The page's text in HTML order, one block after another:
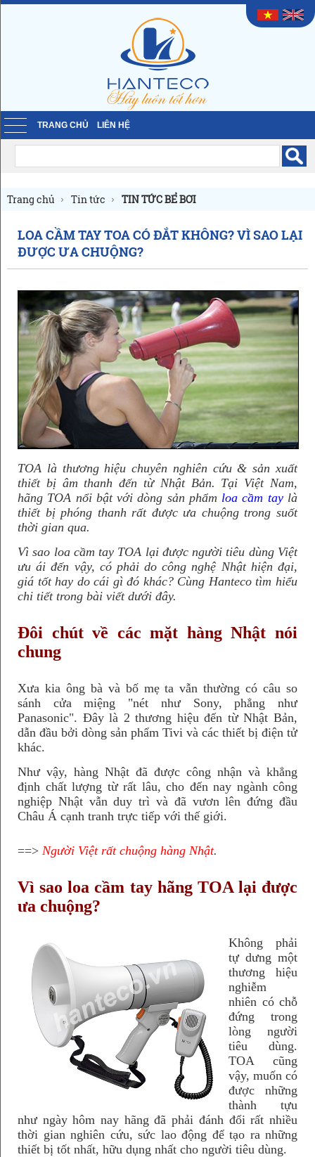
TRANG CHỦ LIÊN HỆ
Trang chủ Tin tức TIN TỨC BỂ BƠI
LOA CẦM TAY TOA CÓ ĐẮT KHÔNG? VÌ SAO LẠI
ĐƯỢC ƯA CHUỘNG?
TOA là thương hiệu chuyên nghiên cứu & sản xuất
thiết bị âm thanh đến từ Nhật Bản. Tại Việt Nam,
hãng TOA nổi bật với dòng sản phẩm loa cầm taylà
thiết bị phóng thanh rất được ưa chuộng trong suốt
thời gian qua.
Vì sao loa cầm tay TOA lại được người tiêu dùng Việt
ưu ái đến vậy, có phải do công nghệ Nhật hiện đại,
giá tốt hay do cái gì đó khác? Cùng Hanteco tìm hiểu
chi tiết trong bài viết dưới đây.
Đôi chút về các mặt hàng Nhật nói
chung
Xưa kia ông bà và bố mẹ ta vẫn thường có câu so
sánh cửa miệng "nét như Sony, phẳng như
Panasonic". Đây là 2 thương hiệu đến từ Nhật Bản,
dẫn đầu bởi dòng sản phẩm Tivi và các thiết bị điện tử
khác.
Như vậy, hàng Nhật đã được công nhận và khẳng
định chất lượng từ rất lâu, cho đến nay ngành công
nghiệp Nhật vẫn duy trì và đã vươn lên đứng đầu
Châu Á cạnh tranh trực tiếp với thế giới.
==> Người Việt rất chuộng hàng Nhật.
Vì sao loa cầm tay hãng TOA lại được
ưa chuộng?
Không phải
tự dưng một
thương hiệu
nghiễm
nhiên có chỗ
đứng trong
lòng người
tiêu dùng.
TOA cũng
vậy, muốn có
được những
thành tựu
như ngày hôm nay hãng đã phải đánh đổi rất nhiều
thời gian nghiên cứu, sức lao động để tạo ra những
thiết bị tốt nhất, hữu dụng nhất cho người tiêu dùng.